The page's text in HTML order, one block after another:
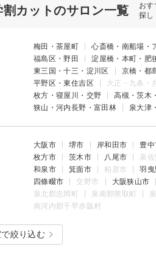
カットのサロン一覧
おす
探し
梅田・茶屋町 心斎橋・南船場・
福島区・野田
淀屋橋・本町・肥
東三国・十三・淀川区
京橋・都
平野区・東住吉区
大正・九条・
枚方・寝屋川・交野
高槻・茨木
狭山・河内長野・富田林
泉大津
大阪市 堺市 岸和田市 豊
枚方市
茨木市 八尾市 泉
和泉市
箕面市 柏原市 羽
四條畷市
交野市 大阪狭山市
泉北郡忠岡町
泉南郡熊取町
南河内郡千早赤阪村
絞り込む